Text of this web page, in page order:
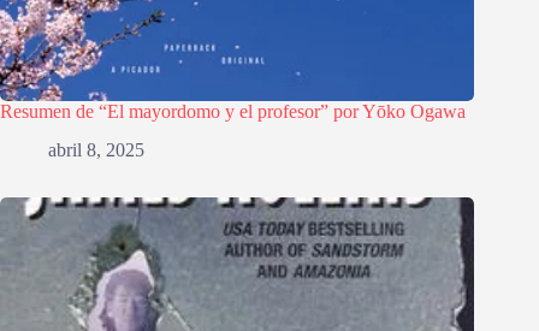
Resumen de “El mayordomo y el profesor” por Yōko Ogawa
abril 8, 2025